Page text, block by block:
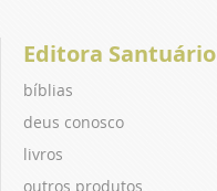
Editora Santuário
bíblias
deus conosco
livros
outros produtos